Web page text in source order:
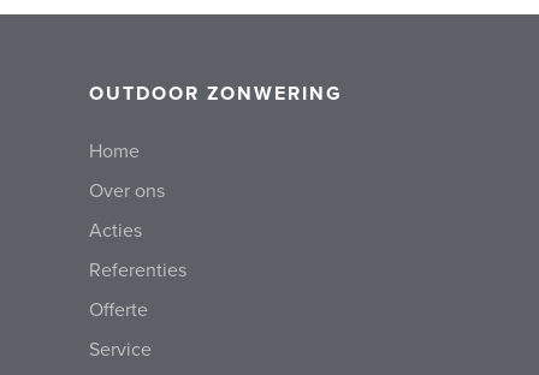
OUTDOOR ZONWERING
Home
Over ons
Acties
Referenties
Offerte
Service